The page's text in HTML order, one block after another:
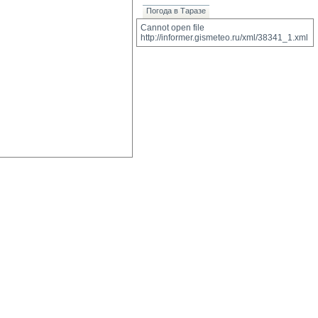
Погода в Таразе
Cannot open file
http://informer.gismeteo.ru/xml/38341_1.xml